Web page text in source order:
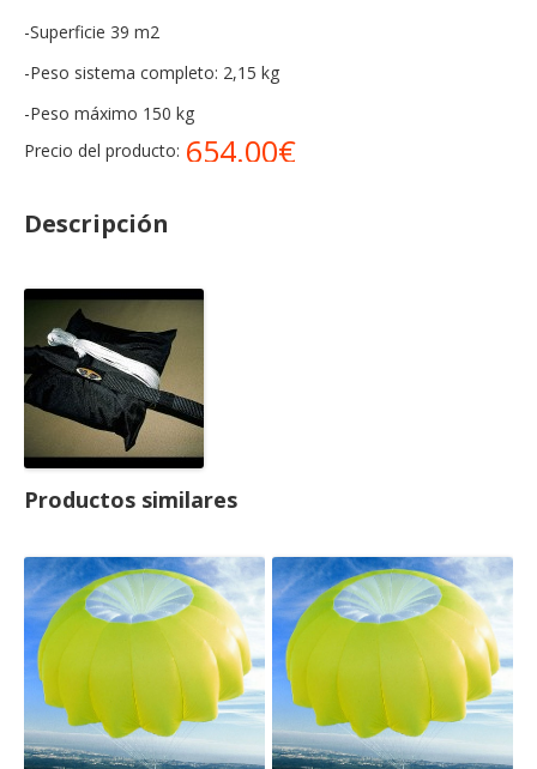
-Superficie 39 m2
-Peso sistema completo: 2,15 kg
-Peso máximo 150 kg
Precio del producto: 654.00€
Descripción
Productos similares